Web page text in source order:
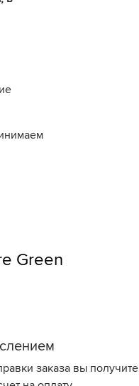
Green
заказа вы получите